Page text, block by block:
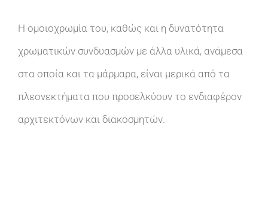
Η ομοιοχρωμία του, καθώς και η δυνατότητα
χρωματικών συνδυασμών με άλλα υλικά, ανάμεσα
στα οποία και τα μάρμαρα, είναι μερικά από τα
πλεονεκτήματα που προσελκύουν το ενδιαφέρον
αρχιτεκτόνων και διακοσμητών.